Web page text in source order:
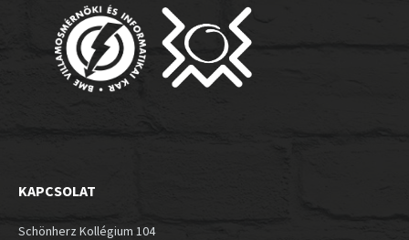
KAPCSOLAT
Schönherz Kollégium 104